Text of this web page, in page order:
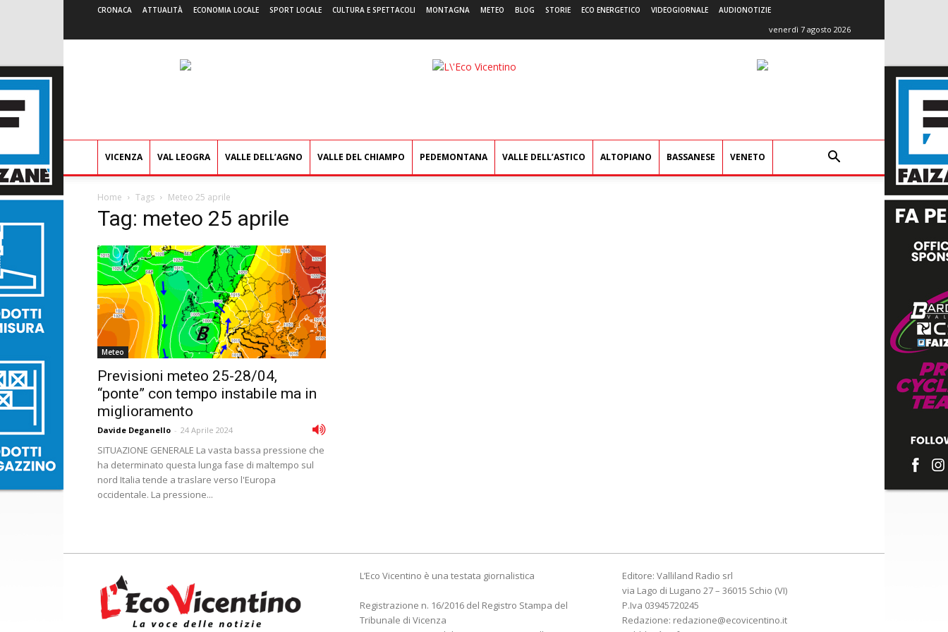
CRONACA ATTUALITÀ ECONOMIA LOCALE SPORT LOCALE CULTURA E SPETTACOLI MONTAGNA METEO BLOG STORIE ECO ENERGETICO VIDEOGIORNALE AUDIONOTIZIE
venerdì 7 agosto 2026
L'Eco
VICENZA VAL LEOGRA VALLE DELL’AGNO VALLE DEL CHIAMPO PEDEMONTANA VALLE DELL’ASTICO ALTOPIANO BASSANESE VENETO
Home Tags Meteo 25 aprile
Tag: meteo 25 aprile
Meteo
Previsioni meteo 25-28/04,
“ponte” con tempo instabile ma in
miglioramento
Davide Deganello - 24 Aprile 2024
SITUAZIONE GENERALE La vasta bassa pressione che
ha determinato questa lunga fase di maltempo sul
nord Italia tende a traslare verso l'Europa
occidentale. La pressione...
L’Eco Vicentino è una testata giornalistica
Registrazione n. 16/2016 del Registro Stampa del
Tribunale di Vicenza
Editore: Valliland Radio srl
via Lago di Lugano 27 – 36015 Schio (VI)
P.Iva 03945720245
Redazione: redazione@ecovicentino.it